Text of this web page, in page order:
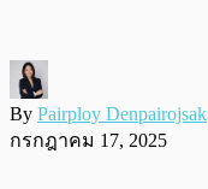
By Pairploy Denpairojsak
กรกฎาคม 17, 2025